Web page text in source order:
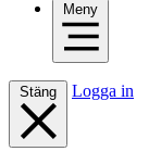
Meny
Stäng Logga in